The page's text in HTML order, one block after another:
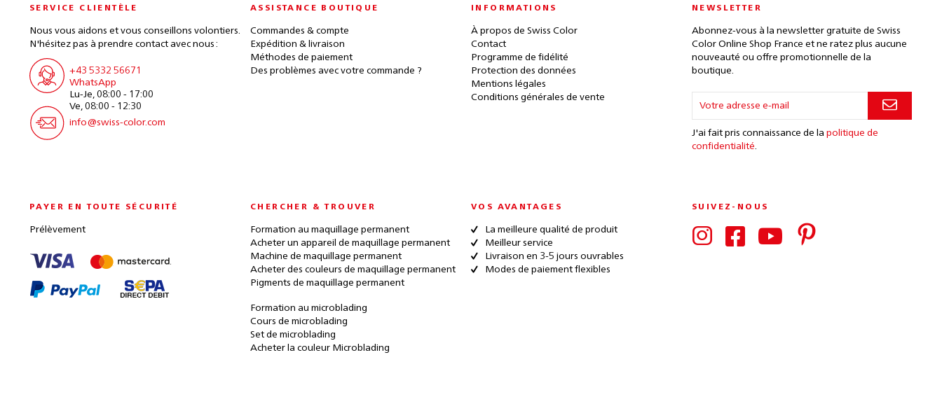
SERVICE CLIENTÈLE
Nous vous aidons et vous conseillons volontiers.
N'hésitez pas à prendre contact avec nous :
+43 5332 56671
WhatsApp
Lu-Je, 08:00 - 17:00
Ve, 08:00 - 12:30
info@swiss-color.com
ASSISTANCE BOUTIQUE
Commandes & compte
Expédition & livraison
Méthodes de paiement
Des problèmes avec votre commande ?
INFORMATIONS
À propos de Swiss Color
Contact
Programme de fidélité
Protection des données
Mentions légales
Conditions générales de vente
NEWSLETTER
Abonnez-vous à la newsletter gratuite de Swiss
Color Online Shop France et ne ratez plus aucune
nouveauté ou offre promotionnelle de la
boutique.
J'ai fait pris connaissance de la politique de
confidentialité.
PAYER EN TOUTE SÉCURITÉ
Prélèvement
CHERCHER & TROUVER
Formation au maquillage permanent
Acheter un appareil de maquillage permanent
Machine de maquillage permanent
Acheter des couleurs de maquillage permanent
Pigments de maquillage permanent
Formation au microblading
Cours de microblading
Set de microblading
Acheter la couleur Microblading
VOS AVANTAGES
La meilleure qualité de produit
Meilleur service
Livraison en 3-5 jours ouvrables
Modes de paiement flexibles
SUIVEZ-NOUS